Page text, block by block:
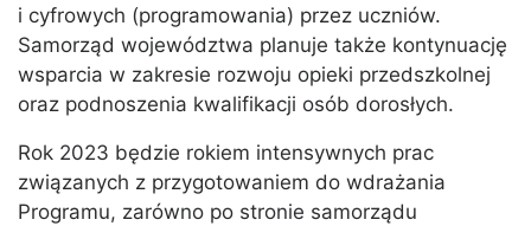
i cyfrowych (programowania) przez uczniów.
Samorząd województwa planuje także kontynuację
wsparcia w zakresie rozwoju opieki przedszkolnej
oraz podnoszenia kwalifikacji osób dorosłych.
Rok 2023 będzie rokiem intensywnych prac
związanych z przygotowaniem do wdrażania
Programu, zarówno po stronie samorządu